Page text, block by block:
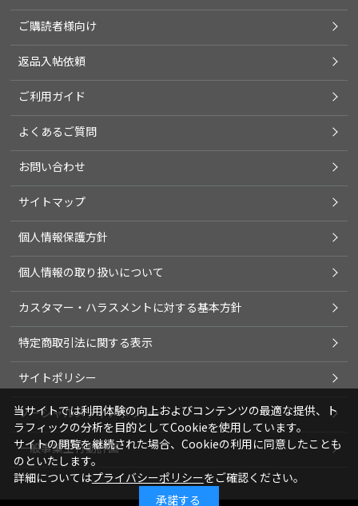
ご購読者様向け
返品入帖依頼
ご利用ガイド
よくあるご質問
お問い合わせ
サイトマップ
個人情報保護方針
個人情報の取り扱いについて
カスタマー・ハラスメントに対する基本方針
特定商取引法に関する表示
サイトポリシー
ソーシャルメディアポリシー
一般事業主行動計画
当サイトでは利用体験の向上およびコンテンツの最適な提供、ト
ラフィックの分析を目的としてCookieを使用しています。
サイトの閲覧を継続された場合、Cookieの利用に同意したことも
のといたします。
詳細についてはプライバシーポリシーをご確認ください。
承諾する